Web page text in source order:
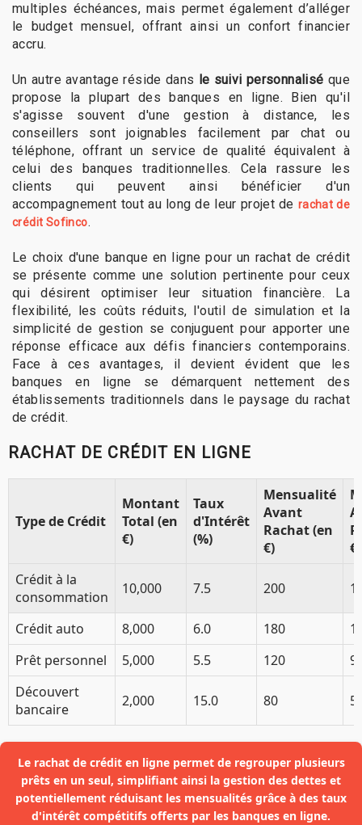
multiples échéances, mais permet également d’alléger
le budget mensuel, offrant ainsi un confort financier
accru.
Un autre avantage réside dans le suivi personnalisé que
propose la plupart des banques en ligne. Bien qu'il
s'agisse souvent d'une gestion à distance, les
conseillers sont joignables facilement par chat ou
téléphone, offrant un service de qualité équivalent à
celui des banques traditionnelles. Cela rassure les
clients qui peuvent ainsi bénéficier d'un
accompagnement tout au long de leur projet de rachat de
crédit Sofinco.
Le choix d'une banque en ligne pour un rachat de crédit
se présente comme une solution pertinente pour ceux
qui désirent optimiser leur situation financière. La
flexibilité, les coûts réduits, l'outil de simulation et la
simplicité de gestion se conjuguent pour apporter une
réponse efficace aux défis financiers contemporains.
Face à ces avantages, il devient évident que les
banques en ligne se démarquent nettement des
établissements traditionnels dans le paysage du rachat
de crédit.
RACHAT DE CRÉDIT EN LIGNE
Type de Crédit
Montant
Total (en
€)
Taux
d'Intérêt
(%)
Mensualité
Avant
Rachat (en
€)
€)
Crédit à la
consommation
10,000 7.5 200
Crédit auto 8,000 6.0 180
Prêt personnel
5,000 5.5 120
Découvert
bancaire
2,000 15.0 80
Le rachat de crédit en ligne permet de regrouper plusieurs
prêts en un seul, simplifiant ainsi la gestion des dettes et
potentiellement réduisant les mensualités grâce à des taux
d'intérêt compétitifs offerts par les banques en ligne.